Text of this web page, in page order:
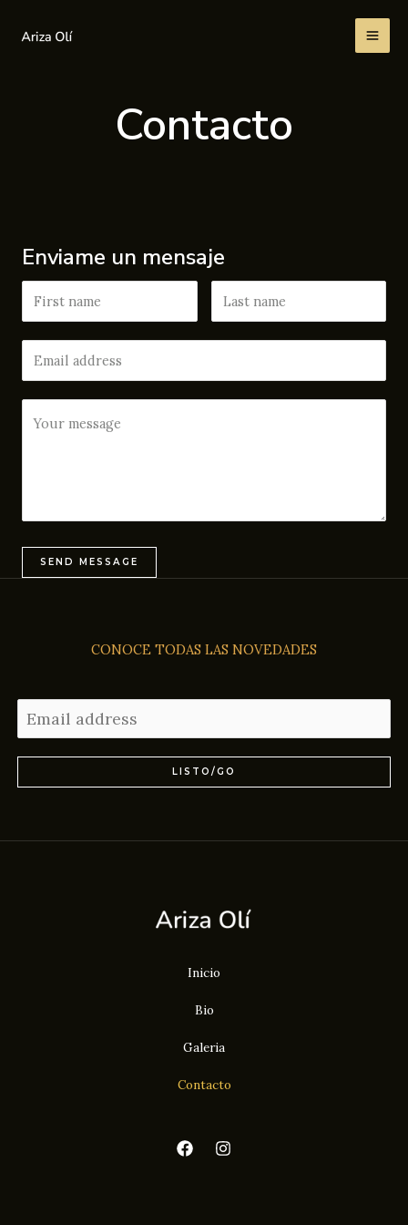
Contacto
Enviame un mensaje
SEND MESSAGE
CONOCE TODAS LAS NOVEDADES
LISTO/GO
Inicio
Bio
Galeria
Contacto